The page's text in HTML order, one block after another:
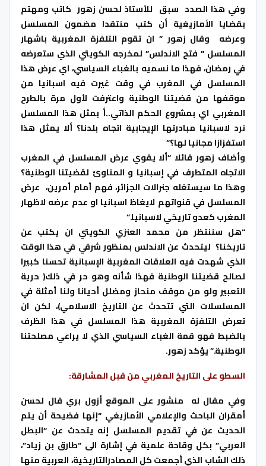
وفي هذا الصدد سبق للأستاذ لحسن زهور كاتب ومهتم
بقضايا الأمازيغية أن كتب منتقدا مضمون المسلسل
وعرضه وقال زهور ” ان تقوم التلفزة المغربية باشهار
المسلسل ” فتح الاندلس” لمخرجه الكويتي الذي ستعرضه
في رمضان، فهذا ما نسميه بالغباء السياسي، اي عرض هذا
المسلسل في المغرب في وقت غيرت فيه اسبانيا من
موقفها من قضيتنا الوطنية واعترفت لأول مرة بالطرح
المغربي اي بمشروع الحكم الذاتي..أ بمثل هذا المسلسل
نرد لاسبانيا مبادرتها الإيجابية اتجاه بلدنا؟ ألا يمثل هذا
استفزازا مجانيا لها؟”
وأضاف زهور قائلا “ألا يقوي عرض المسلسل في المغرب
الاتجاه المتطرف في إسبانيا و المناوئ لقضيتنا الوطنية؟
وهذا ما سيستغله جنرالات الجزائر، فهم أمام أمرين، عرض
المسلسل في قنواتهم لايغاظ اسبانيا او عدم عرضه لاظهار
المغرب كعدو تاريخي لاسبانيا.”
“هل سننتظر من محمد العنزي الكويتي ان يكتب عن
تاريخنا؟ ليتحدث عن الاندلس بمنظور شرقي في هذا الوقت
الذي شهدت فيه العلاقات المغربية الإسبانية تحسنا كبيرا
لصالح قضيتنا الوطنية فهذا شأنه وهو حر في ذلك( حرية
التعبير ولو من موقف منحاز ومضلل أحيانا ولنا أمثلة في
المسلسلات التي تتحدث عن التاريخ الاسلامي)، لكن ان
تعرض التلفزة المغربية هذا المسلسل في هذا الظرف
بالضبط فهو قمة الغباء السياسي الذي لا يراعي مصلحتنا
الوطنية.” يؤكد زهور.
السطو على التاريخ المغربي من قبل المشارقة:
وفي مقال له منشور على الموقع أزول بري قال لحسن
أمقران الباحث والإعلامي الأمازيغي “إنها فضيحة أن يتم
الحديث عن في تقديم المسلسل إنه يتحدث عن “البطل
العربي” بكل وقاحة علمية في إشارة الى “طارق بن زياد”،
ذلك الشاب الذي أجمعت كل المصادرالتاريخية، العربية منها